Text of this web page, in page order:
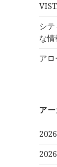
シ
な情
ア
ア